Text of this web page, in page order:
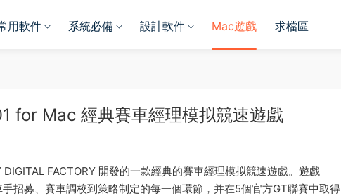
用軟件 系統必備 設計軟件 Mac遊戲 求檔區
for Mac 經典賽車經理模拟競速遊戲
FACTORY 開發的一款經典的賽車經理模拟競速遊戲。遊戲
招募、賽車調校到策略制定的每一個環節，并在5個官方GT聯賽中取得